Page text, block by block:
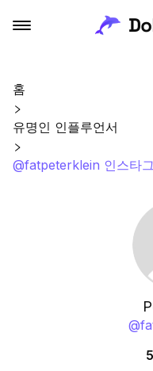
홈
유명인 인플루언서
@fatpeterklein 인스타
@